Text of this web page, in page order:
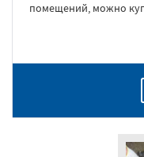
помещений, можно